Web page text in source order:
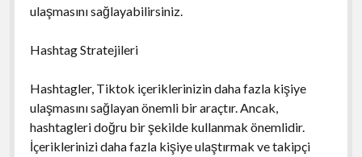
ulaşmasını sağlayabilirsiniz.
Hashtag Stratejileri
Hashtagler, Tiktok içeriklerinizin daha fazla kişiye
ulaşmasını sağlayan önemli bir araçtır. Ancak,
hashtagleri doğru bir şekilde kullanmak önemlidir.
İçeriklerinizi daha fazla kişiye ulaştırmak ve takipçi